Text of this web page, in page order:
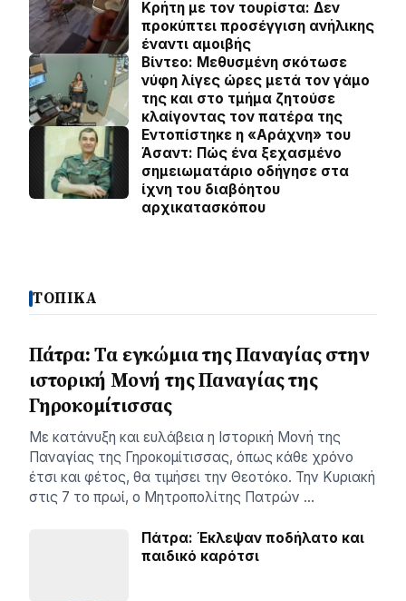
Κρήτη με τον τουρίστα: Δεν
προκύπτει προσέγγιση ανήλικης
έναντι αμοιβής
Βίντεο: Μεθυσμένη σκότωσε
νύφη λίγες ώρες μετά τον γάμο
της και στο τμήμα ζητούσε
κλαίγοντας τον πατέρα της
Εντοπίστηκε η «Αράχνη» του
Άσαντ: Πώς ένα ξεχασμένο
σημειωματάριο οδήγησε στα
ίχνη του διαβόητου
αρχικατασκόπου
ΤΟΠΙΚΑ
Πάτρα: Τα εγκώμια της Παναγίας στην
ιστορική Μονή της Παναγίας της
Γηροκομίτισσας
Με κατάνυξη και ευλάβεια η Ιστορική Μονή της
Παναγίας της Γηροκομίτισσας, όπως κάθε χρόνο
έτσι και φέτος, θα τιμήσει την Θεοτόκο. Την Κυριακή
στις 7 το πρωί, ο Μητροπολίτης Πατρών …
Πάτρα: Έκλεψαν ποδήλατο και
παιδικό καρότσι